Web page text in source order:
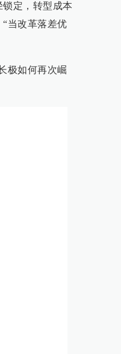
定，转型成本
当改革落差优
极如何再次崛